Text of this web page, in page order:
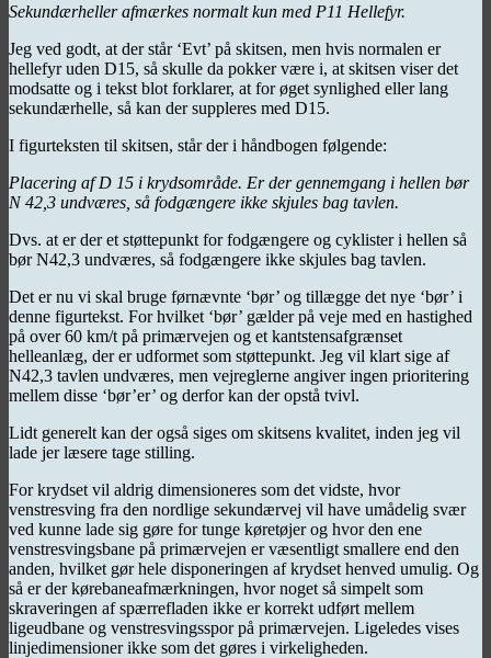
Sekundærheller afmærkes normalt kun med P11 Hellefyr.
Jeg ved godt, at der står ‘Evt’ på skitsen, men hvis normalen er
hellefyr uden D15, så skulle da pokker være i, at skitsen viser det
modsatte og i tekst blot forklarer, at for øget synlighed eller lang
sekundærhelle, så kan der suppleres med D15.
I figurteksten til skitsen, står der i håndbogen følgende:
Placering af D 15 i krydsområde. Er der gennemgang i hellen bør
N 42,3 undværes, så fodgængere ikke skjules bag tavlen.
Dvs. at er der et støttepunkt for fodgængere og cyklister i hellen så
bør N42,3 undværes, så fodgængere ikke skjules bag tavlen.
Det er nu vi skal bruge førnævnte ‘bør’ og tillægge det nye ‘bør’ i
denne figurtekst. For hvilket ‘bør’ gælder på veje med en hastighed
på over 60 km/t på primærvejen og et kantstensafgrænset
helleanlæg, der er udformet som støttepunkt. Jeg vil klart sige af
N42,3 tavlen undværes, men vejreglerne angiver ingen prioritering
mellem disse ‘bør’er’ og derfor kan der opstå tvivl.
Lidt generelt kan der også siges om skitsens kvalitet, inden jeg vil
lade jer læsere tage stilling.
For krydset vil aldrig dimensioneres som det vidste, hvor
venstresving fra den nordlige sekundærvej vil have umådelig svær
ved kunne lade sig gøre for tunge køretøjer og hvor den ene
venstresvingsbane på primærvejen er væsentligt smallere end den
anden, hvilket gør hele disponeringen af krydset henved umulig. Og
så er der kørebaneafmærkningen, hvor noget så simpelt som
skraveringen af spærrefladen ikke er korrekt udført mellem
ligeudbane og venstresvingsspor på primærvejen. Ligeledes vises
linjedimensioner ikke som det gøres i virkeligheden.